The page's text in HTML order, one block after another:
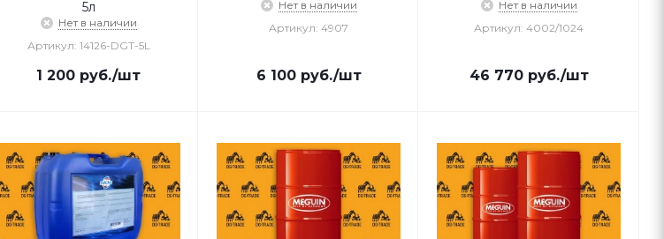
5л
Нет в наличии
Артикул: 14126-DGT-5L
1 200 руб./шт
Нет в наличии
Артикул: 4907
6 100руб./шт
Нет в наличии
Артикул: 4002/1024
46 770руб./шт